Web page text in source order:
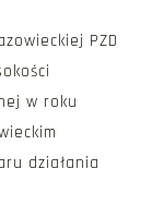
PZD
w roku
działania